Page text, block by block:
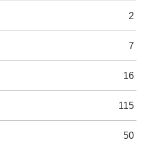
2
7
16
115
50